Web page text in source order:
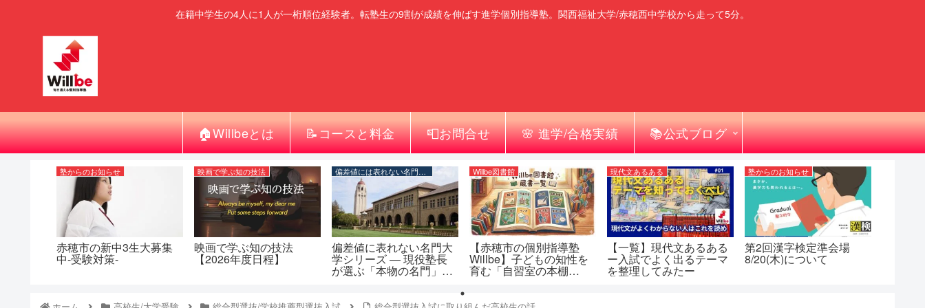
在籍中学生の4人に1人が一桁順位経験者。転塾生の9割が成績を伸ばす進学個別指導塾。関西福祉大学/赤穂西中学校から走って5分。
🏠Willbeとは 📝コースと料金 📮お問合せ 🌸 進学/合格実績 📚公式ブログ
塾からのお知らせ
赤穂市の新中3生大募集
中-受験対策-
映画で学ぶ知の技法
映画で学ぶ知の技法
【2026年度日程】
偏差値には表れない名門大学シリーズ
偏差値に表れない名門大
学シリーズ ― 現役塾長
が選ぶ「本物の名門」一
Willbe図書館
【赤穂市の個別指導塾
Willbe】子どもの知性を
育む「自習室の本棚
現代文あるある
【一覧】現代文あるある
ー入試でよく出るテーマ
を整理してみたー
塾からのお知らせ
第2回漢字検定準会場
8/20(木)について